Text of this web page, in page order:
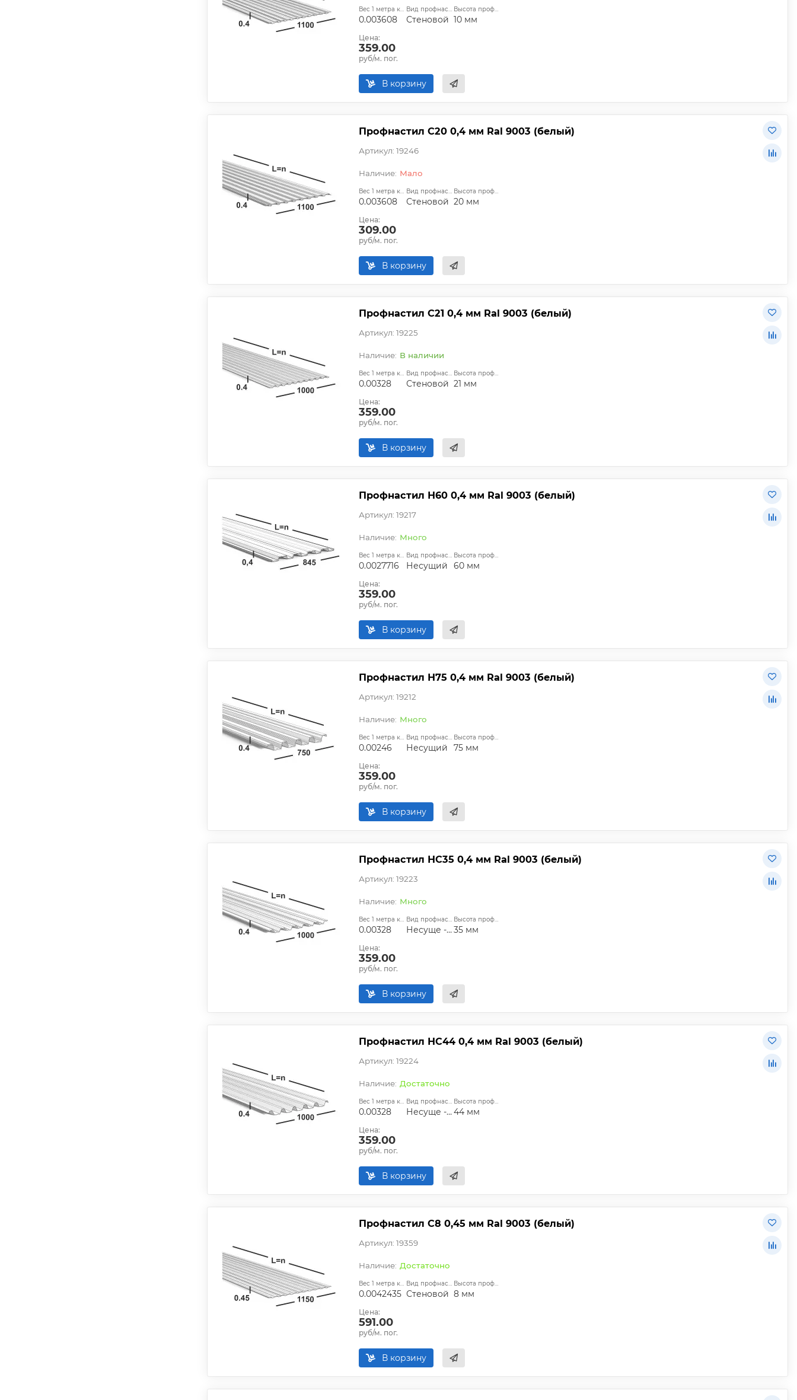
Вес 1 метра квадратного, т:
0.003608
Вид профнастила:
Стеновой
Высота профиля:
10 мм
Цена:
359.00
руб/м. пог.
В корзину
Профнастил С20 0,4 мм Ral 9003 (белый)
Артикул: 19246
Мало
Вес 1 метра квадратного, т:
0.003608
Вид профнастила:
Стеновой
Высота профиля:
20 мм
Цена:
309.00
руб/м. пог.
В корзину
Профнастил С21 0,4 мм Ral 9003 (белый)
Артикул: 19225
В наличии
Вес 1 метра квадратного, т:
0.00328
Вид профнастила:
Стеновой
Высота профиля:
21 мм
Цена:
359.00
руб/м. пог.
В корзину
Профнастил Н60 0,4 мм Ral 9003 (белый)
Артикул: 19217
Много
Вес 1 метра квадратного, т:
0.0027716
Вид профнастила:
Несущий
Высота профиля:
60 мм
Цена:
359.00
руб/м. пог.
В корзину
Профнастил Н75 0,4 мм Ral 9003 (белый)
Артикул: 19212
Много
Вес 1 метра квадратного, т:
0.00246
Вид профнастила:
Несущий
Высота профиля:
75 мм
Цена:
359.00
руб/м. пог.
В корзину
Профнастил НС35 0,4 мм Ral 9003 (белый)
Артикул: 19223
Много
Вес 1 метра квадратного, т:
0.00328
Вид профнастила:
Несуще - стеновой
Высота профиля:
35 мм
Цена:
359.00
руб/м. пог.
В корзину
Профнастил НС44 0,4 мм Ral 9003 (белый)
Артикул: 19224
Достаточно
Вес 1 метра квадратного, т:
0.00328
Вид профнастила:
Несуще - стеновой
Высота профиля:
44 мм
Цена:
359.00
руб/м. пог.
В корзину
Профнастил С8 0,45 мм Ral 9003 (белый)
Артикул: 19359
Достаточно
Вес 1 метра квадратного, т:
0.0042435
Вид профнастила:
Стеновой
Высота профиля:
8 мм
Цена:
591.00
руб/м. пог.
В корзину